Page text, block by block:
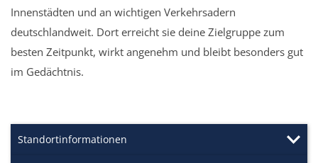
Innenstädten und an wichtigen Verkehrsadern
deutschlandweit. Dort erreicht sie deine Zielgruppe zum
besten Zeitpunkt, wirkt angenehm und bleibt besonders gut
im Gedächtnis.
Standortinformationen